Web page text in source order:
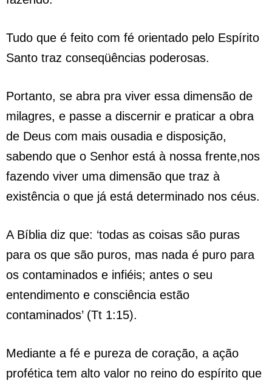
Tudo que é feito com fé orientado pelo Espírito
Santo traz conseqüências poderosas.
Portanto, se abra pra viver essa dimensão de
milagres, e passe a discernir e praticar a obra
de Deus com mais ousadia e disposição,
sabendo que o Senhor está à nossa frente,nos
fazendo viver uma dimensão que traz à
existência o que já está determinado nos céus.
A Bíblia diz que: ‘todas as coisas são puras
para os que são puros, mas nada é puro para
os contaminados e infiéis; antes o seu
entendimento e consciência estão
contaminados’ (Tt 1:15).
Mediante a fé e pureza de coração, a ação
profética tem alto valor no reino do espírito que